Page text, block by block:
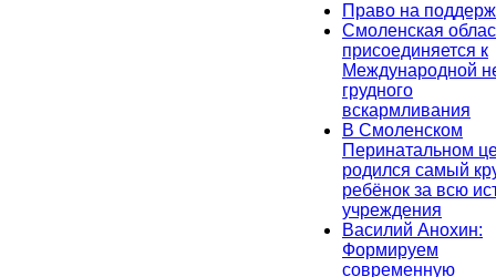
Право на
Смоленская
присоединяется к
Международной
грудного
вскармливания
В Смоленском
Перинатальном
родился самый
ребёнок за всю
учреждения
Василий Анохин:
Формируем
современную